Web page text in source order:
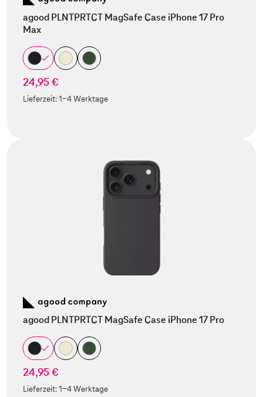
agood PLNTPRTCT MagSafe Case iPhone 17 Pro
Max
24,95 €
Lieferzeit:1-4 Werktage
agood PLNTPRTCT MagSafe Case iPhone 17 Pro
24,95 €
Lieferzeit:1-4 Werktage